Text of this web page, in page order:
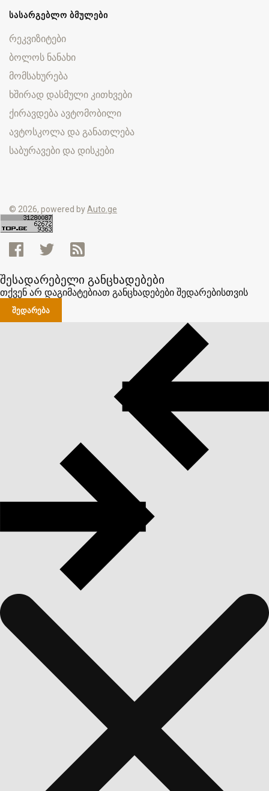
ᲡᲐᲡᲐᲠᲒᲔᲑᲚᲝ ᲑᲛᲣᲚᲔᲑᲘ
რეკვიზიტები
ბოლოს ნანახი
მომსახურება
ხშირად დასმული კითხვები
ქირავდება ავტომობილი
ავტოსკოლა და განათლება
საბურავები და დისკები
© 2026, powered byAuto.ge
შესადარებელი განცხადებები
თქვენ არ დაგიმატებიათ განცხადებები შედარებისთვის
ᲨᲔᲓᲐᲠᲔᲑᲐ